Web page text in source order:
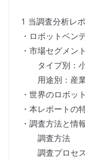
1 当調査分析レ
・ロボットベン
・市場セグメント
タイプ別：小
用途別：産業
・世界のロボッ
・本レポートの
・調査方法と情
調査方法
調査プロセス